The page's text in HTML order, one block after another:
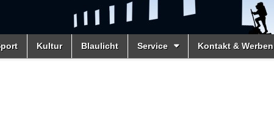
Kultur Blaulicht Service Kontakt & Werben